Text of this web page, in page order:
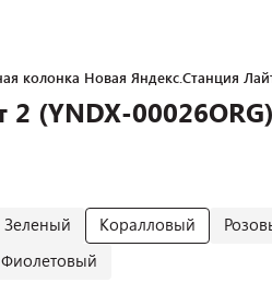
колонка Новая Яндекс.Станция
(YNDX-00026ORG)
Зеленый Коралловый
Фиолетовый